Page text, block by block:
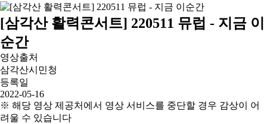
[삼각산 활력콘서트] 220511 뮤럽 - 지금 이
순간
영상출처
삼각산시민청
등록일
2022-05-16
※ 해당 영상 제공처에서 영상 서비스를 중단할 경우 감상이 어
려울 수 있습니다